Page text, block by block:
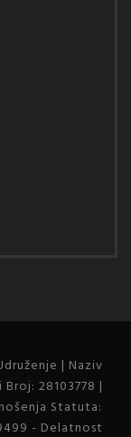
| Naziv
28103778 |
Statuta:
- Delatnost